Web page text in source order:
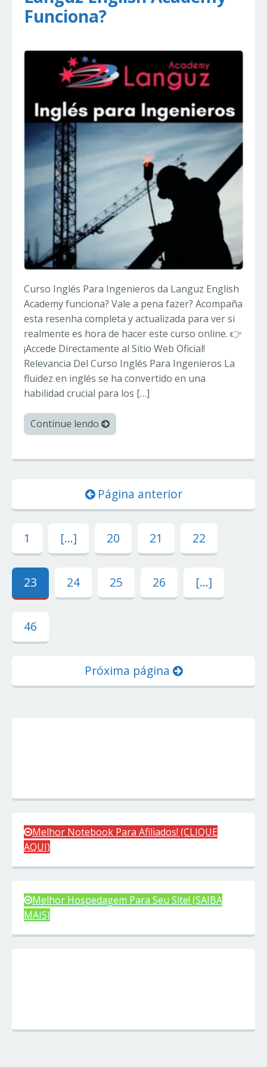
Funciona?
Curso Inglés Para Ingenieros da Languz English
Academy funciona? Vale a pena fazer? Acompaña
esta resenha completa y actualizada para ver si
realmente es hora de hacer este curso online. 👉
¡Accede Directamente al Sitio Web Oficial!
Relevancia Del Curso Inglés Para Ingenieros La
fluidez en inglés se ha convertido en una
habilidad crucial para los […]
Continue lendo
Página anterior
1 [...] 20 21 22
23 24 25 26 [...]
46
Próxima página
Melhor Notebook Para Afiliados! (CLIQUE
AQUI)
Melhor Hospedagem Para Seu Site! (SAIBA
MAIS)